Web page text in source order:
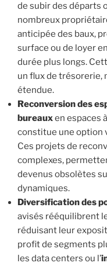
de subir des départs
nombreux
anticipée des baux,
surface ou de loyer
durée plus longs.
un flux de trésorerie,
étendue.
Reconversion des
bureauxen espaces
constitue une option
Ces projets de
complexes,
devenus obsolètes
dynamiques.
Diversification des
avisés rééquilibrent
réduisant leur
profit de segments
les data centers ou l’